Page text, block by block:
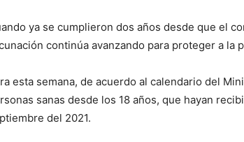
ya se cumplieron dos años desde que el
continúa avanzando para proteger a la
esta semana, de acuerdo al calendario del
sanas desde los 18 años, que hayan
del 2021.